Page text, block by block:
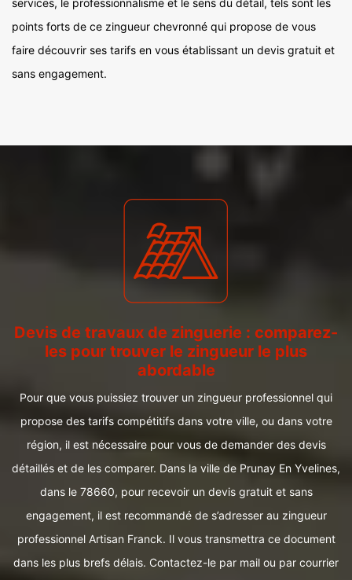
services, le professionnalisme et le sens du détail, tels sont les
points forts de ce zingueur chevronné qui propose de vous
faire découvrir ses tarifs en vous établissant un devis gratuit et
sans engagement.
Devis de travaux de zinguerie : comparez-
les pour trouver le zingueur le plus
abordable
Pour que vous puissiez trouver un zingueur professionnel qui
propose des tarifs compétitifs dans votre ville, ou dans votre
région, il est nécessaire pour vous de demander des devis
détaillés et de les comparer. Dans la ville de Prunay En Yvelines,
dans le 78660, pour recevoir un devis gratuit et sans
engagement, il est recommandé de s’adresser au zingueur
professionnel Artisan Franck. Il vous transmettra ce document
dans les plus brefs délais. Contactez-le par mail ou par courrier